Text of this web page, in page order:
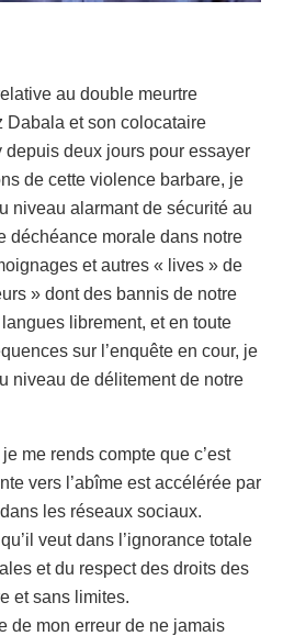
au double meurtre
Dabala et son colocataire
depuis deux jours pour essayer
de cette violence barbare, je
niveau alarmant de sécurité au
déchéance morale dans notre
et autres « lives » de
» dont des bannis de notre
librement, et en toute
sur l’enquête en cour, je
niveau de délitement de notre
me rends compte que c’est
vers l’abîme est accélérée par
les réseaux sociaux.
veut dans l’ignorance totale
et du respect des droits des
et sans limites.
de mon erreur de ne jamais